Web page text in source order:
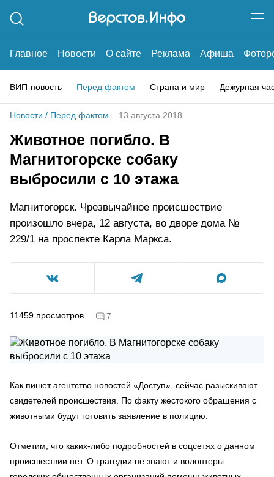
Главное Новости О сайте Реклама Афиша
ВИП-новость Перед фактом Страна и мир Дежурная
Новости / Перед фактом 13 августа 2018
Животное погибло. В
Магнитогорске собаку
выбросили с 10 этажа
Магнитогорск. Чрезвычайное происшествие
произошло вчера, 12 августа, во дворе дома №
229/1 на проспекте Карла Маркса.
11459 просмотров 7
Как пишет агентство новостей «Доступ», сейчас разыскивают
свидетелей происшествия. По факту жестокого обращения с
животными будут готовить заявление в полицию.
Отметим, что каких-либо подробностей в соцсетях о данном
происшествии нет. О трагедии не знают и волонтеры